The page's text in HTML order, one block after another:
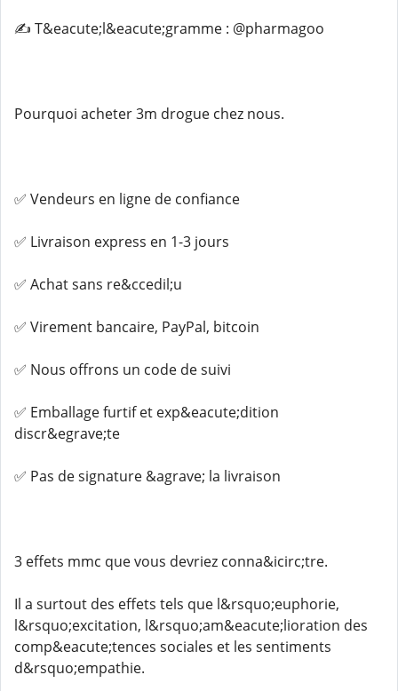
✍️ T&eacute;l&eacute;gramme : @pharmagoo
Pourquoi acheter 3m drogue chez nous.
✅ Vendeurs en ligne de confiance
✅ Livraison express en 1-3 jours
✅ Achat sans re&ccedil;u
✅ Virement bancaire, PayPal, bitcoin
✅ Nous offrons un code de suivi
✅ Emballage furtif et exp&eacute;dition
discr&egrave;te
✅ Pas de signature &agrave; la livraison
3 effets mmc que vous devriez conna&icirc;tre.
Il a surtout des effets tels que l&rsquo;euphorie,
l&rsquo;excitation, l&rsquo;am&eacute;lioration des
comp&eacute;tences sociales et les sentiments
d&rsquo;empathie.